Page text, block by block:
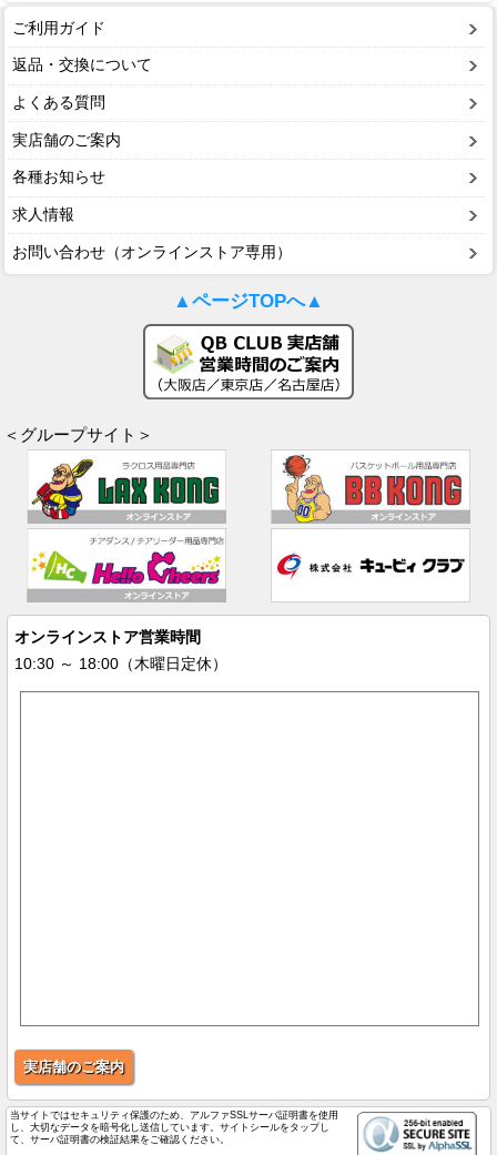
ご利用ガイド
返品・交換について
よくある質問
実店舗のご案内
各種お知らせ
求人情報
お問い合わせ（オンラインストア専用）
▲ページTOPへ▲
＜グループサイト＞
オンラインストア営業時間
10:30 ～ 18:00（木曜日定休）
実店舗のご案内
当サイトではセキュリティ保護のため、アルファSSLサーバ証明書を使用
し、大切なデータを暗号化し送信しています。サイトシールをタップし
て、サーバ証明書の検証結果をご確認ください。